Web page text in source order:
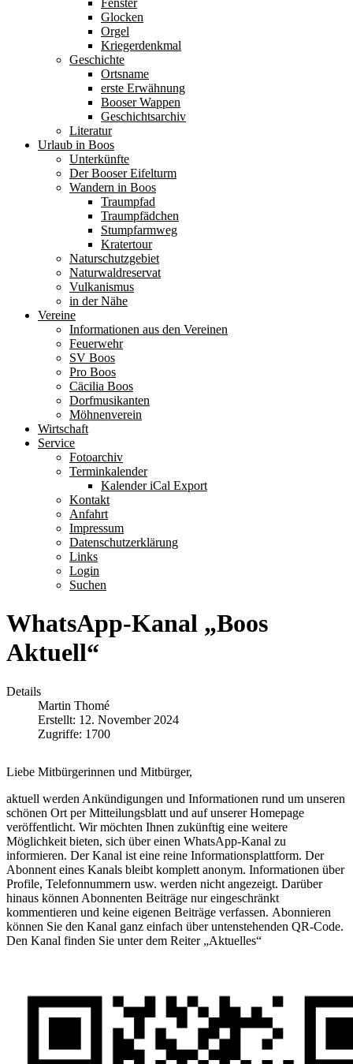
Fenster
Glocken
Orgel
Kriegerdenkmal
Geschichte
Ortsname
erste Erwähnung
Booser Wappen
Geschichtsarchiv
Literatur
Urlaub in Boos
Unterkünfte
Der Booser Eifelturm
Wandern in Boos
Traumpfad
Traumpfädchen
Stumpfarmweg
Kratertour
Naturschutzgebiet
Naturwaldreservat
Vulkanismus
in der Nähe
Vereine
Informationen aus den Vereinen
Feuerwehr
SV Boos
Pro Boos
Cäcilia Boos
Dorfmusikanten
Möhnenverein
Wirtschaft
Service
Fotoarchiv
Terminkalender
Kalender iCal Export
Kontakt
Anfahrt
Impressum
Datenschutzerklärung
Links
Login
Suchen
WhatsApp-Kanal „Boos
Aktuell“
Details
Martin Thomé
Erstellt: 12. November 2024
Zugriffe: 1700
Liebe Mitbürgerinnen und Mitbürger,
aktuell werden Ankündigungen und Informationen rund um unseren
schönen Ort per Mitteilungsblatt und auf unserer Homepage
veröffentlicht. Wir möchten Ihnen zukünftig eine weitere
Möglichkeit bieten, sich über einen WhatsApp-Kanal zu
informieren. Der Kanal ist eine reine Informationsplattform. Der
Abonnent eines Kanals bleibt komplett anonym. Informationen über
Profile, Telefonnummern usw. werden nicht angezeigt. Darüber
hinaus können Abonnenten Beiträge nur eingeschränkt
kommentieren und keine eigenen Beiträge verfassen. Abonnieren
können Sie den Kanal ganz einfach über untenstehenden QR-Code.
Den Kanal finden Sie unter dem Reiter „Aktuelles“